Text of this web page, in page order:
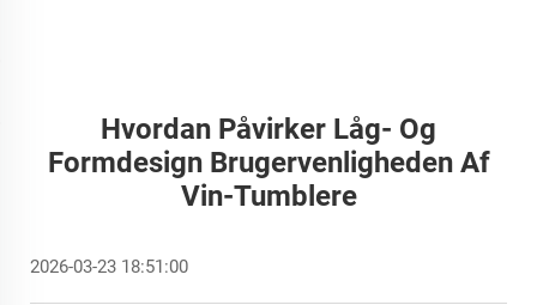
Hvordan Påvirker Låg- Og
Formdesign Brugervenligheden Af
Vin-Tumblere
2026-03-23 18:51:00